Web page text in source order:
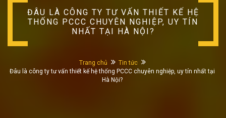
ĐÂU LÀ CÔNG TY TƯ VẤN THIẾT KẾ HỆ
THỐNG PCCC CHUYÊN NGHIỆP, UY TÍN
NHẤT TẠI HÀ NỘI?
Trang chủ
Tin tức
Đâu là công ty tư vấn thiết kế hệ thống PCCC chuyên nghiệp, uy tín nhất tại
Hà Nội?